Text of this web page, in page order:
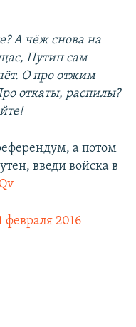
А чёж снова на
Путин сам
О про отжим
откаты, распилы?
а потом
введи войска в
февраля 2016